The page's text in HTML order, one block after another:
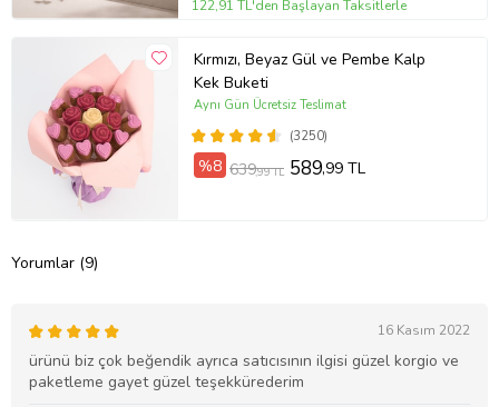
122,91 TL'den Başlayan Taksitlerle
Kırmızı, Beyaz Gül ve Pembe Kalp
Kek Buketi
(3250)
Aynı Gün Ücretsiz Teslimat
%8 639,99 TL 589,99 TL
Yorumlar (9)
16 Kasım 2022
ürünü biz çok beğendik ayrıca satıcısının ilgisi güzel korgio ve
paketleme gayet güzel teşekkürederim